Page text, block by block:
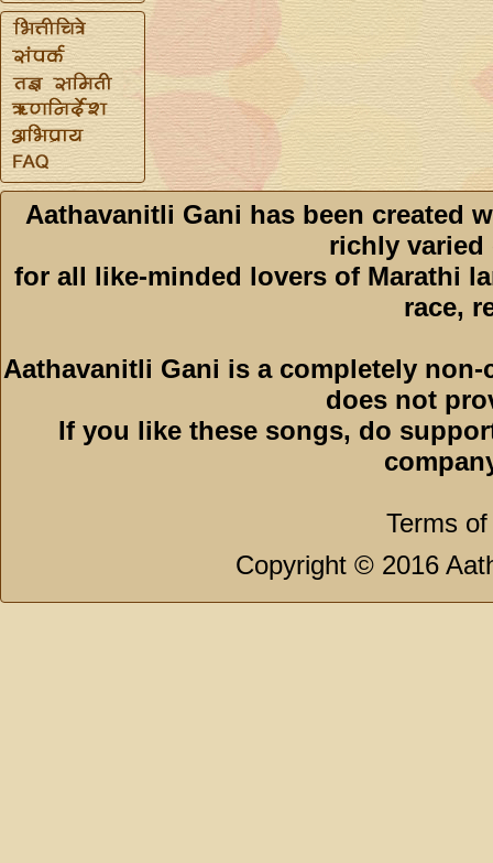
Aathavanitli Gani has been created
richly varied
for all like-minded lovers of Marathi
race,
Aathavanitli Gani is a completely
does not
If you like these songs, do
Terms
Copyright © 2016